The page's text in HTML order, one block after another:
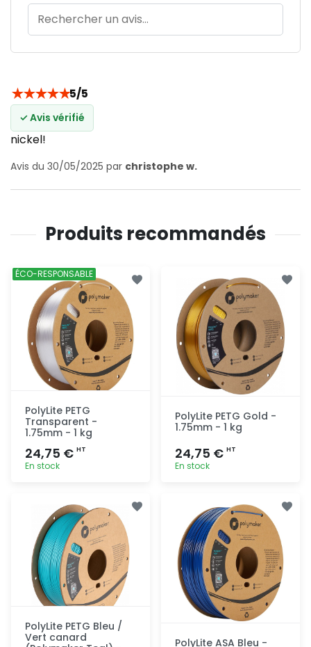
★★★★★5/5
✓ Avis vérifié
nickel!
Avis du 30/05/2025 par christophe w.
Produits recommandés
PolyLite PETG
Transparent -
1.75mm - 1 kg
24,75 € HT
En stock
rapide
ÉCO-RESPONSABLE
PolyLite PETG Gold -
1.75mm - 1 kg
24,75 € HT
En stock
rapide
PolyLite PETG Bleu /
Vert canard
PolyLite ASA Bleu -